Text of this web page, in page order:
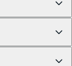
ルジェン
ルスクエ